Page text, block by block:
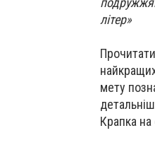
літер»
мету
Крапка на